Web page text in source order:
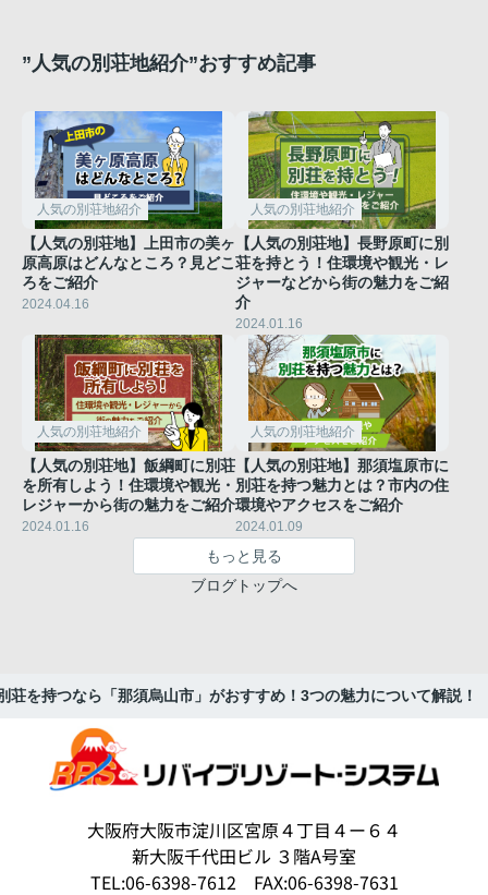
”人気の別荘地紹介”おすすめ記事
人気の別荘地紹介
【人気の別荘地】上田市の美ヶ
原高原はどんなところ？見どこ
ろをご紹介
2024.04.16
人気の別荘地紹介
【人気の別荘地】長野原町に別
荘を持とう！住環境や観光・レ
ジャーなどから街の魅力をご紹
介
2024.01.16
人気の別荘地紹介
【人気の別荘地】飯綱町に別荘
を所有しよう！住環境や観光・
レジャーから街の魅力をご紹介
2024.01.16
人気の別荘地紹介
【人気の別荘地】那須塩原市に
別荘を持つ魅力とは？市内の住
環境やアクセスをご紹介
2024.01.09
もっと見る
ブログトップへ
荘を持つなら「那須烏山市」がおすすめ！3つの魅力について解説！
大阪府大阪市淀川区宮原４丁目４ー６４
新大阪千代田ビル ３階A号室
TEL:06-6398-7612 FAX:06-6398-7631